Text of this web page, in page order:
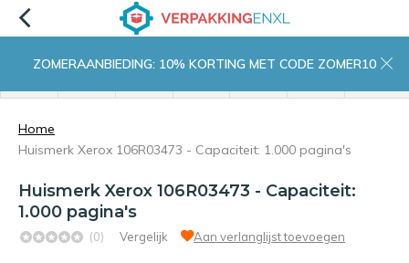
ZOMERAANBIEDING: 10% KORTING MET CODE ZOMER10
Home
Huismerk Xerox 106R03473 - Capaciteit: 1.000 pagina's
Huismerk Xerox 106R03473 - Capaciteit:
1.000 pagina's
(0) Vergelijk Aan verlanglijst toevoegen